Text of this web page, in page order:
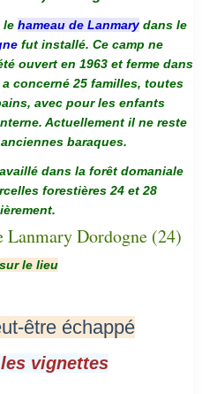
le hameau de Lanmarydans le
fut installé. Ce camp ne
ouvert en 1963 et ferme dans
concerné 25 familles, toutes
avec pour les enfants
Actuellement il ne reste
baraques.
dans la forêt domaniale
forestières 24 et 28
sur le lieu
être échappé
vignettes